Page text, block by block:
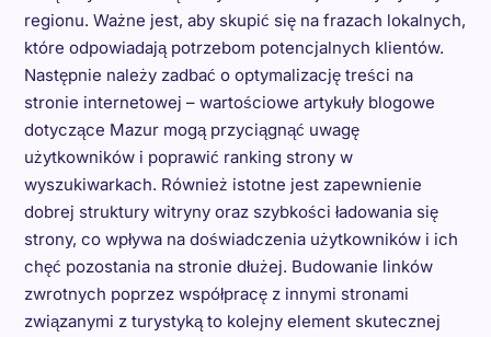
regionu. Ważne jest, aby skupić się na frazach lokalnych,
które odpowiadają potrzebom potencjalnych klientów.
Następnie należy zadbać o optymalizację treści na
stronie internetowej – wartościowe artykuły blogowe
dotyczące Mazur mogą przyciągnąć uwagę
użytkowników i poprawić ranking strony w
wyszukiwarkach. Również istotne jest zapewnienie
dobrej struktury witryny oraz szybkości ładowania się
strony, co wpływa na doświadczenia użytkowników i ich
chęć pozostania na stronie dłużej. Budowanie linków
zwrotnych poprzez współpracę z innymi stronami
związanymi z turystyką to kolejny element skutecznej